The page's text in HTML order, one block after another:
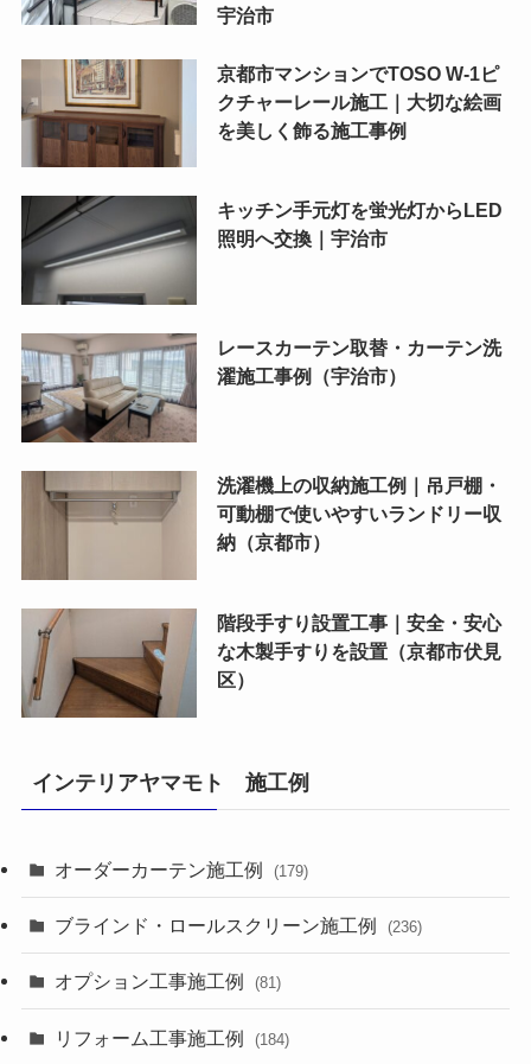
宇治市
京都市マンションでTOSO W-1ピ
クチャーレール施工｜大切な絵画
を美しく飾る施工事例
キッチン手元灯を蛍光灯からLED
照明へ交換｜宇治市
レースカーテン取替・カーテン洗
濯施工事例（宇治市）
洗濯機上の収納施工例｜吊戸棚・
可動棚で使いやすいランドリー収
納（京都市）
階段手すり設置工事｜安全・安心
な木製手すりを設置（京都市伏見
区）
インテリアヤマモト 施工例
オーダーカーテン施工例 (179)
ブラインド・ロールスクリーン施工例 (236)
オプション工事施工例 (81)
リフォーム工事施工例 (184)